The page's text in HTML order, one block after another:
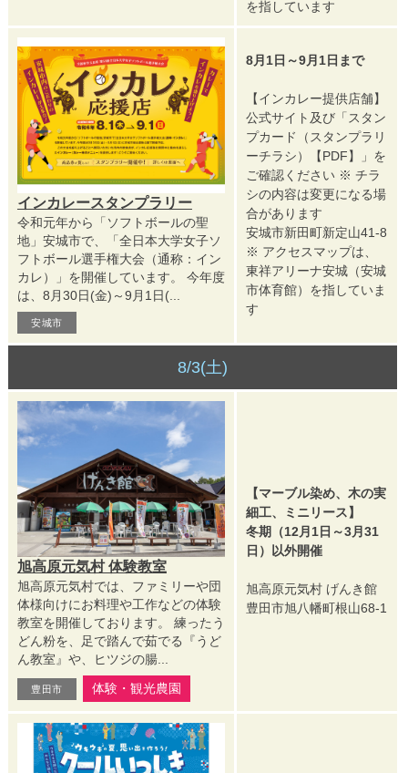
を指しています
インカレースタンプラリー
令和元年から「ソフトボールの聖
地」安城市で、「全日本大学女子ソ
フトボール選手権大会（通称：イン
カレ）」を開催しています。 今年度
は、8月30日(金)～9月1日(...
安城市
8月1日～9月1日まで
【インカレー提供店舗】
公式サイト及び「スタン
プカード（スタンプラリ
ーチラシ）【PDF】」を
ご確認ください ※ チラ
シの内容は変更になる場
合があります
安城市新田町新定山41-8
※ アクセスマップは、
東祥アリーナ安城（安城
市体育館）を指していま
す
8/3(土)
旭高原元気村 体験教室
旭高原元気村では、ファミリーや団
体様向けにお料理や工作などの体験
教室を開催しております。 練ったう
どん粉を、足で踏んで茹でる『うど
ん教室』や、ヒツジの腸...
豊田市 体験・観光農園
【マーブル染め、木の実
細工、ミニリース】
冬期（12月1日～3月31
日）以外開催
旭高原元気村 げんき館
豊田市旭八幡町根山68-1